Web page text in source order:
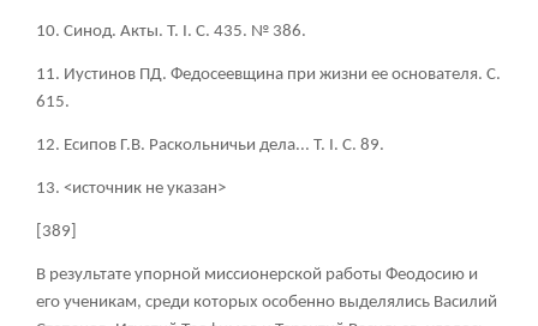
10. Синод. Акты. Т. I. С. 435. № 386.
11. Иустинов ПД. Федосеевщина при жизни ее основателя. С.
615.
12. Есипов Г.В. Раскольничьи дела... Т. I. С. 89.
13. <источник не указан>
[389]
В результате упорной миссионерской работы Феодосию и
его ученикам, среди которых особенно выделялись Василий